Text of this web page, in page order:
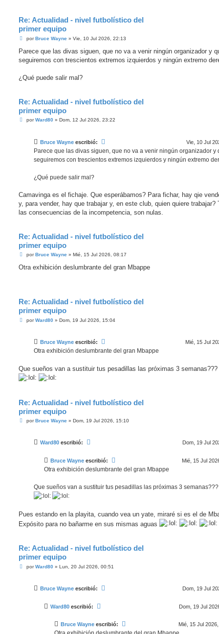
Re: Actualidad - nivel futbolístico del
primer equipo
M
n
a
porBruce Wayne» Vie, 10 Jul 2026, 22:13
Parece que las divas siguen, que no va a venir ningún organizador y
seguiremos con trescientos extremos izquierdos y ningún extremo
¿Qué puede salir mal?
Re: Actualidad - nivel futbolístico del
primer equipo
MporWard80» Dom, 12 Jul 2026, 23:22
Bruce Wayne escribió: Vie, 10 Jul
Parece que las divas siguen, que no va a venir ningún organizador y
seguiremos con trescientos extremos izquierdos y ningún extremo
¿Qué puede salir mal?
Camavinga es el fichaje. Que esperábamos? Para fichar, hay qie
y, para vender, hay que trabajar y, en este club, quien quiere trabajar?
las consecuencias de la incompetencia, son nulas.
Re: Actualidad - nivel futbolístico del
primer equipo
M
n
por Bruce Wayne» Mié, 15 Jul 2026, 08:17
Otra exhibición deslumbrante del gran Mbappe
Re: Actualidad - nivel futbolístico del
primer equipo
MporWard80» Dom, 19 Jul 2026, 15:04
Bruce Wayne escribió: Mié, 15 Jul
Otra exhibición deslumbrante del gran Mbappe
Que sueños van a sustituir tus pesadillas las próximas 3 semanas???
Re: Actualidad - nivel futbolístico del
primer equipo
MporBruce Wayne» Dom, 19 Jul 2026, 15:10
Ward80 escribió: Dom, 19 Jul
Bruce Wayne escribió: Mié, 15 Jul
Otra exhibición deslumbrante del gran Mbappe
Que sueños van a sustituir tus pesadillas las próximas 3 semanas???
Pues estando en la playita, cuando vea un yate, miraré si es el de
Expósito para no bañarme en sus mismas aguas
Re: Actualidad - nivel futbolístico del
primer equipo
MporWard80» Lun, 20 Jul 2026, 00:51
Bruce Wayne escribió: Dom, 19 Jul
Ward80 escribió: Dom, 19 Jul
Bruce Wayne escribió: Mié, 15 Jul